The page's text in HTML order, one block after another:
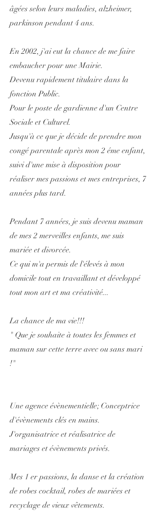
âgées selon leurs maladies, alzheimer,
parkinson pendant 4 ans.
En 2002, j'ai eut la chance de me faire
embaucher pour une Mairie.
Devenu rapidement titulaire dans la
fonction Public.
Pour le poste de gardienne d'un Centre
Sociale et Culturel.
Jusqu'à ce que je décide de prendre mon
congé parentale après mon 2 éme enfant,
suivi d'une mise à disposition pour
réaliser mes passions et mes entreprises, 7
années plus tard.
Pendant 7 années, je suis devenu maman
de mes 2 merveilles enfants, me suis
mariée et divorcée.
Ce qui m'a permis de l'élevés à mon
domicile tout en travaillant et développé
tout mon art et ma créativité...
La chance de ma vie!!!
" Que je souhaite à toutes les femmes et
maman sur cette terre avec ou sans mari
!"
Une agence évènementielle; Conceptrice
d'évènements clés en mains.
J'organisatrice et réalisatrice de
mariages et évènements privés.
Mes 1 er passions, la danse et la création
de robes cocktail, robes de mariées et
recyclage de vieux vêtements.